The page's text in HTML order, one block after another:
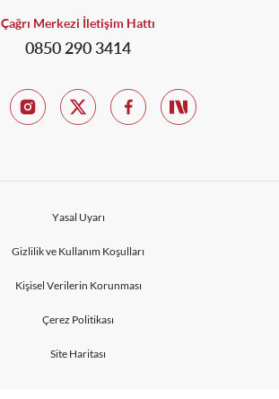
Çağrı Merkezi İletişim Hattı
0850 290 3414
Yasal Uyarı
Gizlilik ve Kullanım Koşulları
Kişisel Verilerin Korunması
Çerez Politikası
Site Haritası